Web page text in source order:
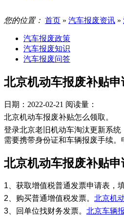
您的位置： 首页 » 汽车报废资讯 »
汽车报废政策
汽车报废知识
汽车报废问答
北京机动车报废补贴
日期：2022-02-21 阅读量：
北京机动车报废补贴怎么领取。
登录北京老旧机动车淘汰更新系
需要携带身份证和车辆报废手续
北京机动车报废补贴
1、获取增值税普通发票申请表，
2、购买普通增值税发票。 北京机
3、回单位找财务发票。 北京车辆